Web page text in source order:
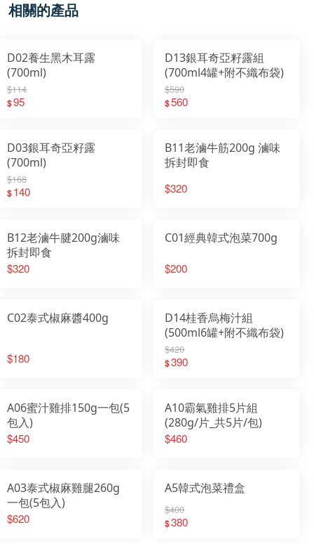
相關的產品
D02養生黑木耳露
(700ml)
$114
$95
D13銀耳奇亞籽露組
(700ml4罐+附不織布袋)
$590
$560
D03銀耳奇亞籽露
(700ml)
$168
$140
B11老滷牛筋200g 滷味
拆封即食
$320
B12老滷牛腱200g滷味
拆封即食
$320
C01經典韓式泡菜700g
$200
C02泰式椒麻醬400g
$180
D14桂香烏梅汁組
(500ml6罐+附不織布袋)
$420
$390
A06蜜汁雞排150g一包(5
包入)
$450
A10霸氣雞排5片組
(280g/片_共5片/包)
$460
A03泰式椒麻雞腿260g
一包(5包入)
$620
A5韓式泡菜禮盒
$400
$380